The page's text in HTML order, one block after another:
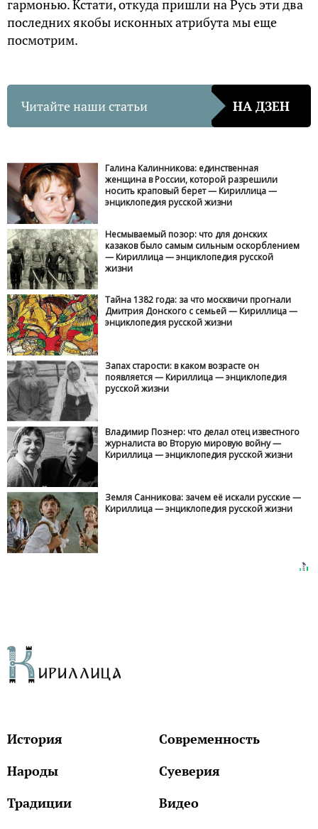
гармонью. Кстати, откуда пришли на Русь эти два
последних якобы исконных атрибута мы еще
посмотрим.
Читайте наши статьи НА ДЗЕН
Галина Калинникова: единственная
женщина в России, которой разрешили
носить краповый берет — Кириллица —
энциклопедия русской жизни
Несмываемый позор: что для донских
казаков было самым сильным оскорблением
— Кириллица — энциклопедия русской
жизни
Тайна 1382 года: за что москвичи прогнали
Дмитрия Донского с семьей — Кириллица —
энциклопедия русской жизни
Запах старости: в каком возрасте он
появляется — Кириллица — энциклопедия
русской жизни
Владимир Познер: что делал отец известного
журналиста во Вторую мировую войну —
Кириллица — энциклопедия русской жизни
Земля Санникова: зачем её искали русские —
Кириллица — энциклопедия русской жизни
История
Современность
Народы
Суеверия
Традиции
Видео